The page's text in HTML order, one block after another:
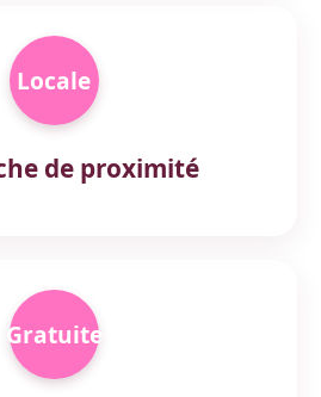
Locale
de proximité
Gratuite